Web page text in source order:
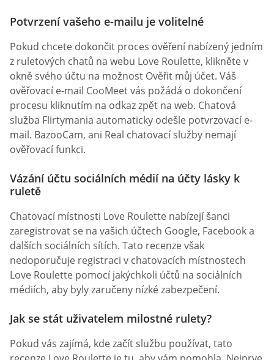
Potvrzení vašeho e-mailu je volitelné
Pokud chcete dokončit proces ověření nabízený jedním
z ruletových chatů na webu Love Roulette, klikněte v
okně svého účtu na možnost Ověřit můj účet. Váš
ověřovací e-mail CooMeet vás požádá o dokončení
procesu kliknutím na odkaz zpět na web. Chatová
služba Flirtymania automaticky odešle potvrzovací e-
mail. BazooCam, ani Real chatovací služby nemají
ověřovací funkci.
Vázání účtu sociálních médií na účty lásky k
ruletě
Chatovací místnosti Love Roulette nabízejí šanci
zaregistrovat se na vašich účtech Google, Facebook a
dalších sociálních sítích. Tato recenze však
nedoporučuje registraci v chatovacích místnostech
Love Roulette pomocí jakýchkoli účtů na sociálních
médiích, aby byly zaručeny nízké zabezpečení.
Jak se stát uživatelem milostné rulety?
Pokud vás zajímá, kde začít službu používat, tato